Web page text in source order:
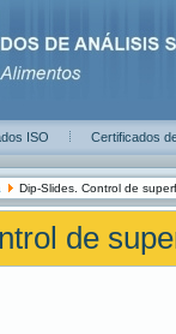
ISO Certificados
Dip-Slides. Control de
de